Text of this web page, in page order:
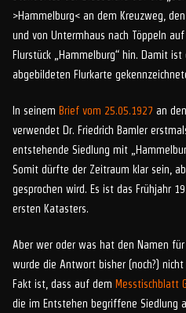
>Hammelburg< an dem Kreuzweg,
und von Untermhaus nach Töppeln
Flurstück „Hammelburg“ hin. Damit
abgebildeten Flurkarte
In seinem Brief vom 25.05.1927 an
verwendet Dr. Friedrich Bamler
entstehende Siedlung mit
Somit dürfte der Zeitraum klar sein,
gesprochen wird. Es ist das Frühjahr
ersten Katasters.
Aber wer oder was hat den Namen für
wurde die Antwort bisher (noch?)
Fakt ist, dass auf dem Messtischblatt
die im Entstehen begriffene Siedlung